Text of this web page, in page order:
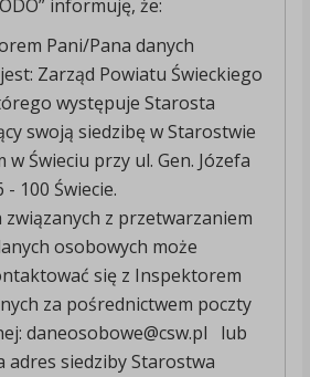
informuję, że:
Pani/Pana danych
Zarząd Powiatu Świeckiego
występuje Starosta
swoją siedzibę w Starostwie
w Świeciu przy ul. Gen. Józefa
- 100 Świecie.
związanych z przetwarzaniem
osobowych może
się z Inspektorem
za pośrednictwem poczty
daneosobowe@csw.pl lub
adres siedziby Starostwa